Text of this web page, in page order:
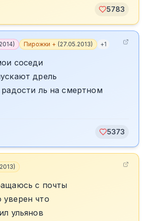
5783
) Пирожки + (27.05.2013) +1
соседи
дрель
ль на смертном
5373
)
с почты
уверен что
ульянов